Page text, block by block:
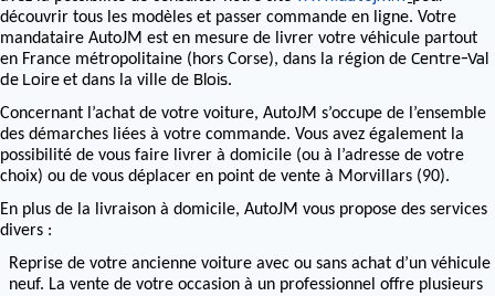
découvrir tous les modèles et passer commande en ligne. Votre
mandataire AutoJM est en mesure de livrer votre véhicule partout
en France métropolitaine (hors Corse), dans la région de Centre-Val
de Loireet dans la ville de Blois.
Concernant l’achat de votre voiture, AutoJM s’occupe de l’ensemble
des démarches liées à votre commande. Vous avez également la
possibilité de vous faire livrer à domicile (ou à l’adresse de votre
choix) ou de vous déplacer en point de vente à Morvillars (90).
En plus de la livraison à domicile, AutoJM vous propose des services
divers :
Reprise de votre ancienne voiture avec ou sans achat d’un véhicule
neuf. La vente de votre occasion à un professionnel offre plusieurs